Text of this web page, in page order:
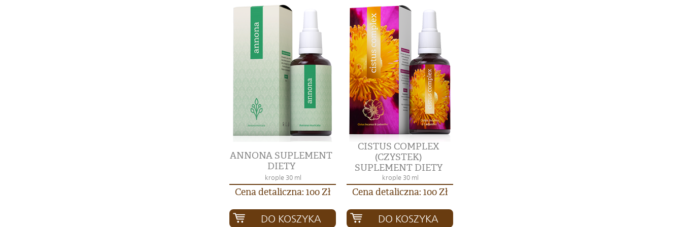
ANNONA SUPLEMENT
DIETY
krople 30 ml
Cena detaliczna: 100 Zł
DO KOSZYKA
CISTUS COMPLEX
(CZYSTEK)
SUPLEMENT DIETY
krople 30 ml
Cena detaliczna: 100 Zł
DO KOSZYKA